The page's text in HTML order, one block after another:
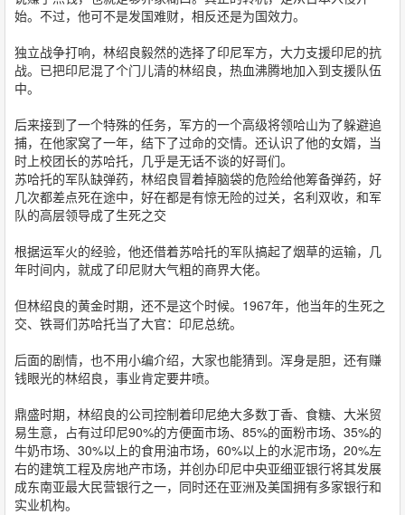
始。不过，他可不是发国难财，相反还是为国效力。
独立战争打响，林绍良毅然的选择了印尼军方，大力支援印尼的抗
战。已把印尼混了个门儿清的林绍良，热血沸腾地加入到支援队伍
中。
后来接到了一个特殊的任务，军方的一个高级将领哈山为了躲避追
捕，在他家窝了一年，结下了过命的交情。还认识了他的女婿，当
时上校团长的苏哈托，几乎是无话不谈的好哥们。
苏哈托的军队缺弹药，林绍良冒着掉脑袋的危险给他筹备弹药，好
几次都差点死在途中，好在都是有惊无险的过关，名利双收，和军
队的高层领导成了生死之交
根据运军火的经验，他还借着苏哈托的军队搞起了烟草的运输，几
年时间内，就成了印尼财大气粗的商界大佬。
但林绍良的黄金时期，还不是这个时候。1967年，他当年的生死之
交、铁哥们苏哈托当了大官：印尼总统。
后面的剧情，也不用小编介绍，大家也能猜到。浑身是胆，还有赚
钱眼光的林绍良，事业肯定要井喷。
鼎盛时期，林绍良的公司控制着印尼绝大多数丁香、食糖、大米贸
易生意，占有过印尼90%的方便面市场、85%的面粉市场、35%的
牛奶市场、30%以上的食用油市场，60%以上的水泥市场，20%左
右的建筑工程及房地产市场，并创办印尼中央亚细亚银行将其发展
成东南亚最大民营银行之一，同时还在亚洲及美国拥有多家银行和
实业机构。